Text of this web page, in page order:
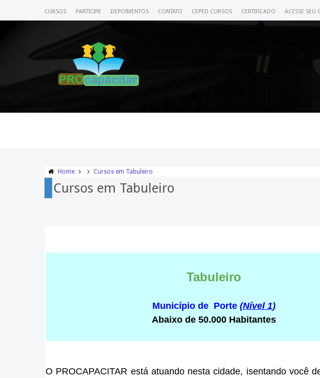
CURSOS PARTICIPE DEPOIMENTOS CONTATO CEPED CURSOS CERTIFICADO ACESSE SEU
Home Cursos em Tabuleiro
Cursos em Tabuleiro
Tabuleiro
Município de Porte (Nível 1)
Abaixo de 50.000 Habitantes
O PROCAPACITAR está atuando nesta cidade, isentando você